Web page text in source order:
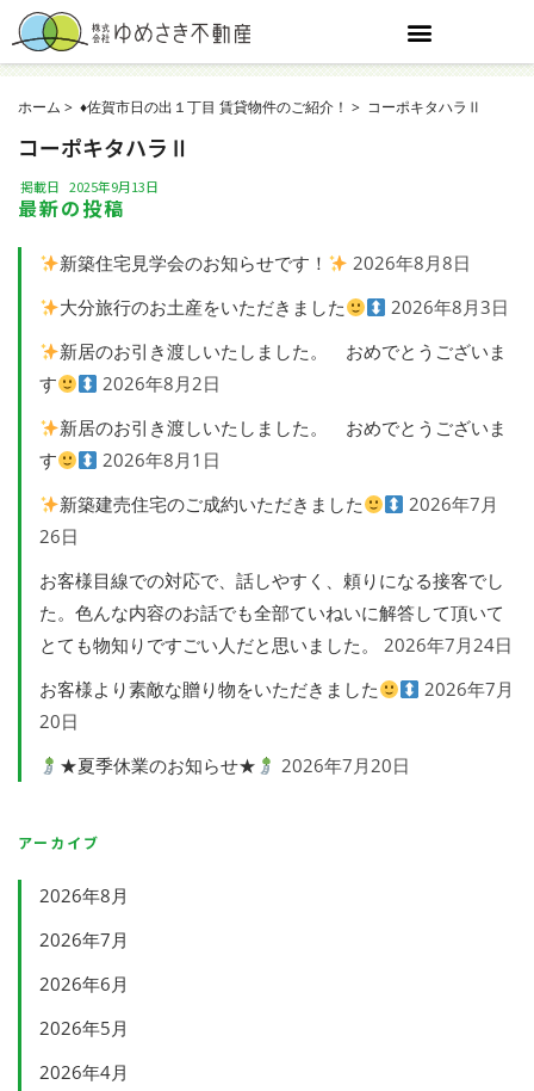
ホーム ♦️佐賀市日の出１丁目 賃貸物件のご紹介！ コーポキタハラⅡ
コーポキタハラⅡ
掲載日 2025年9月13日
最新の投稿
新築住宅見学会のお知らせです！
2026年8月8日
大分旅行のお土産をいただきました
2026年8月3日
新居のお引き渡しいたしました。 おめでとうございま
す
2026年8月2日
新居のお引き渡しいたしました。 おめでとうございま
す
2026年8月1日
新築建売住宅のご成約いただきました
2026年7月
26日
お客様目線での対応で、話しやすく、頼りになる接客でし
た。色んな内容のお話でも全部ていねいに解答して頂いて
とても物知りですごい人だと思いました。
2026年7月24日
お客様より素敵な贈り物をいただきました
2026年7月
20日
★夏季休業のお知らせ★
2026年7月20日
アーカイブ
2026年8月
2026年7月
2026年6月
2026年5月
2026年4月